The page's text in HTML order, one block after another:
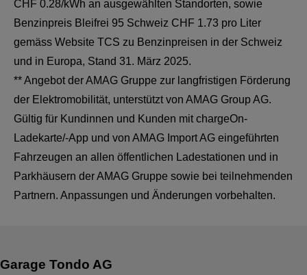
CHF 0.28/kWh an ausgewählten Standorten, sowie
Benzinpreis Bleifrei 95 Schweiz CHF 1.73 pro Liter
gemäss Website TCS zu Benzinpreisen in der Schweiz
und in Europa, Stand 31. März 2025.
** Angebot der AMAG Gruppe zur langfristigen Förderung
der Elektromobilität, unterstützt von AMAG Group AG.
Gültig für Kundinnen und Kunden mit chargeOn-
Ladekarte/-App und von AMAG Import AG eingeführten
Fahrzeugen an allen öffentlichen Ladestationen und in
Parkhäusern der AMAG Gruppe sowie bei teilnehmenden
Partnern. Anpassungen und Änderungen vorbehalten.
Garage Tondo AG